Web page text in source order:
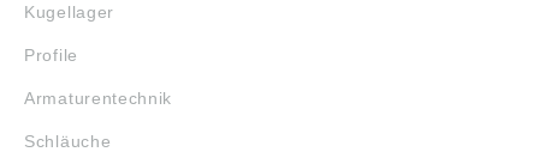
Kugellager
Profile
Armaturentechnik
Schläuche